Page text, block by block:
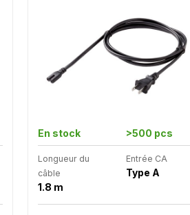
En stock >500 pcs
Longueur du
câble
1.8 m
Entrée CA
Type A